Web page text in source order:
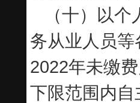
（十）以
务从业人员
2022年未缴
下限范围内